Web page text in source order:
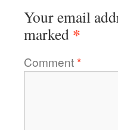
Your email
marked *
Comment*